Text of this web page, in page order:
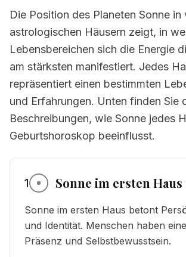
Die Position des Planeten Sonne in
astrologischen Häusern zeigt, in
Lebensbereichen sich die Energie
am stärksten manifestiert. Jedes
repräsentiert einen bestimmten
und Erfahrungen. Unten finden Sie
Beschreibungen, wie Sonne jedes
Geburtshoroskop beeinflusst.
1 Sonne im ersten Haus
Sonne im ersten Haus betont
und Identität. Menschen haben
Präsenz und Selbstbewusstsein.